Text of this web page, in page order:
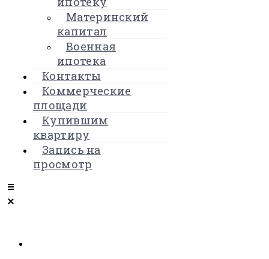
Материнский
капитал
Военная
ипотека
Контакты
Коммерческие
площади
Купившим
квартиру
Запись на
просмотр